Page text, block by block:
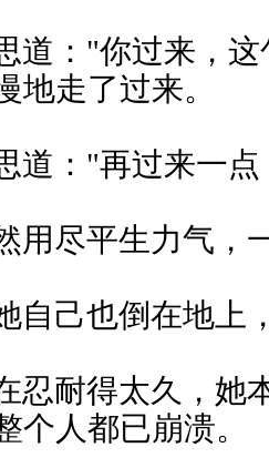
道："你过来，这
地走了过来。
道："再过来一
用尽平生力气，
自己也倒在地上
忍耐得太久，她
个人都已崩溃。